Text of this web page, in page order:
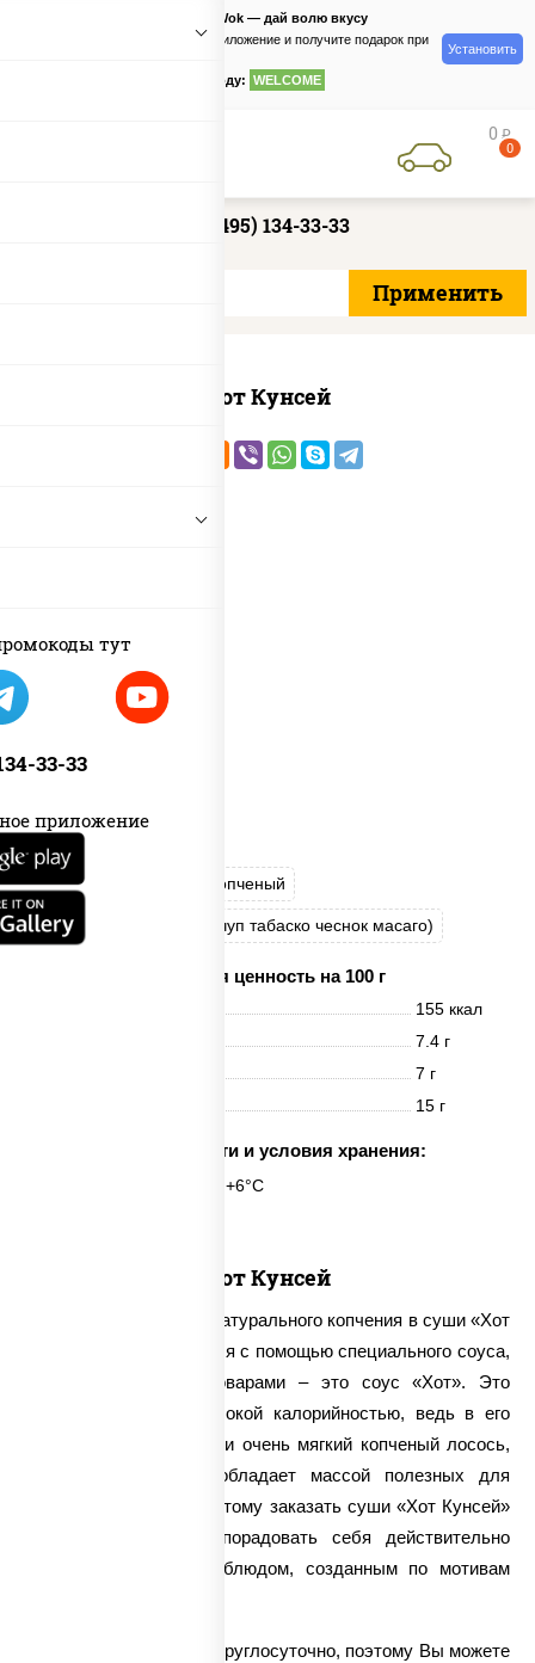
тут
33-33
приложение
PizzaSushiWok — дай волю вкусу
Скачайте приложение и получите подарок при
по промокоду: WELCOME
Установить
0 руб
0
+7 (495) 134-33-33
Хот Кунсей
рис лосось копченый
соус "Хот" (майонез кетчуп табаско чеснок масаго)
Пищевая ценность на 100 г
155 ккал
7.4 г
7 г
15 г
Срок годности и условия хранения:
6 часов при t° от +2°C до +6°C
Хот Кунсей
Аромат и вкус лосося натурального копчения в суши «Хот
Кунсей» подчеркиваются с помощью специального соуса,
созданного нашими поварами – это соус «Хот». Это
блюдо отличается высокой калорийностью, ведь в его
состав входит жирный и очень мягкий копченый лосось,
который к тому же обладает массой полезных для
организма свойств. Поэтому заказать суши «Хот Кунсей»
стоит, если хочется порадовать себя действительно
вкусным и полезным блюдом, созданным по мотивам
Мы работаем для Вас круглосуточно, поэтому Вы можете